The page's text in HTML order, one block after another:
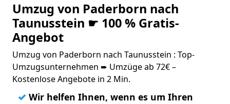
Umzug von Paderborn nach
Taunusstein ☛ 100 % Gratis-
Angebot
Umzug von Paderborn nach Taunusstein : Top-
Umzugsunternehmen ➨ Umzüge ab 72€ –
Kostenlose Angebote in 2 Min.
✓ Wir helfen Ihnen, wenn es um Ihren